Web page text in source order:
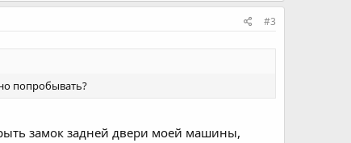
#3
попробывать?
замок задней двери моей машины,